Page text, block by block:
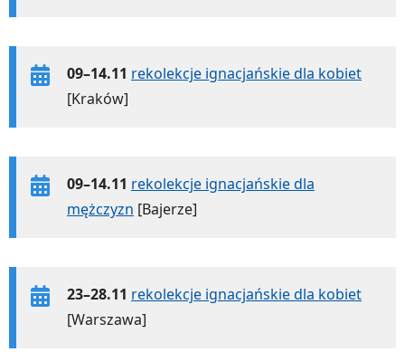
09–14.11 rekolekcje ignacjańskie dla kobiet
[Kraków]
09–14.11 rekolekcje ignacjańskie dla
mężczyzn [Bajerze]
23–28.11 rekolekcje ignacjańskie dla kobiet
[Warszawa]